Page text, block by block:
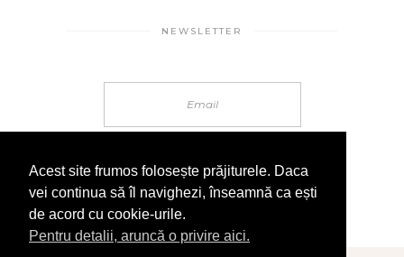
NEWSLETTER
Acest site frumos folosește prăjiturele. Daca
vei continua să îl navighezi, înseamnă ca ești
de acord cu cookie-urile.
Pentru detalii, aruncă o privire aici.